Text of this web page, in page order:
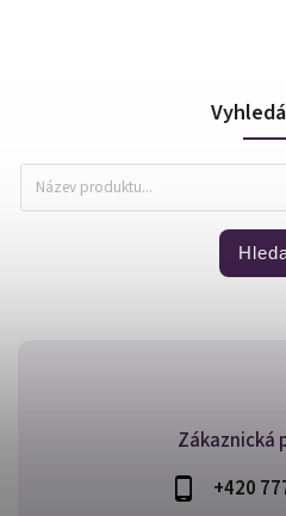
Zákaznická
+420